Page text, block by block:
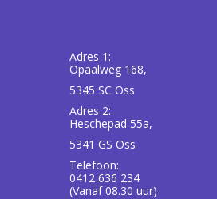
privacy
Adres 1:
Opaalweg 168,
5345 SC Oss
Adres 2:
Heschepad 55a,
5341 GS Oss
Telefoon:
0412 636 234
(Vanaf 08.30 uur)